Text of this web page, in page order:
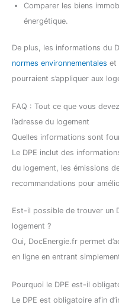
Comparer les biens
énergétique.
De plus, les informations du
normes environnementales et
pourraient s’appliquer aux
FAQ : Tout ce que vous
l’adresse du logement
Quelles informations sont
Le DPE inclut des
du logement, les émissions
recommandations pour
Est-il possible de trouver un
logement ?
Oui, DocEnergie.fr permet
en ligne en entrant
Pourquoi le DPE est-il
Le DPE est obligatoire afin